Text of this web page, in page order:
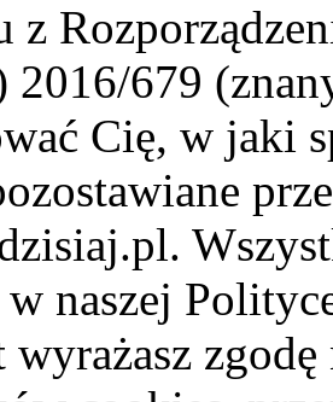
z
2016/679
Cię, w jaki
w naszej